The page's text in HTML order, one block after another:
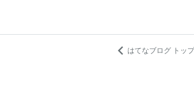
はてなブログ トップ